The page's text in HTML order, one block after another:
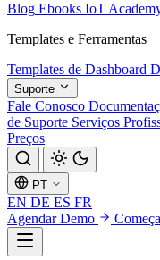
Blog Ebooks IoT
Templates e Ferramentas
Templates de Dashboard
Suporte
Fale Conosco
de Suporte Serviços
Preços
PT
EN DE ES FR
Agendar Demo